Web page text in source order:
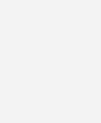
Gartenstadt. Die
Inbetriebnahme des Projekts
Doch bis zum Ende
„Wir wollen unseren
bieten, sondern
Ehrenfelder, das
sind ein starkes Beispiel
gerade für große
und Leitung der